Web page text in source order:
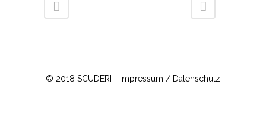
© 2018 SCUDERI - Impressum / Datenschutz